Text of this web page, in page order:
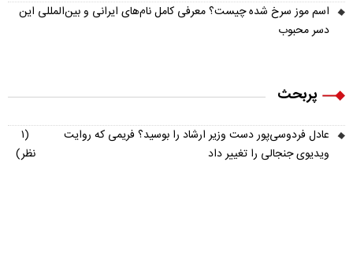
اسم موز سرخ شده چیست؟ معرفی کامل نام‌های ایرانی و بین‌المللی این
دسر محبوب
پربحث
عادل فردوسی‌پور دست وزیر ارشاد را بوسید؟ فریمی که روایت
ویدیوی جنجالی را تغییر داد
(۱
نظر)